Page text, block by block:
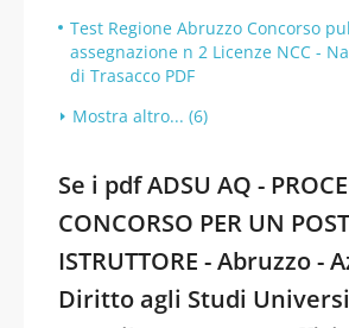
Test Regione Abruzzo Concorso
assegnazione n 2 Licenze NCC -
di Trasacco PDF
Mostra altro... (6)
Se i pdf ADSU AQ -
CONCORSO PER UN
ISTRUTTORE - Abruzzo -
Diritto agli Studi